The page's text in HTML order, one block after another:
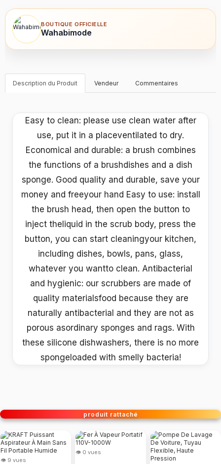
BOUTIQUE OFFICIELLE
Wahabimode
Description du Produit Vendeur Commentaires
Easy to clean: please use clean water after
use, put it in a placeventilated to dry.
Economical and durable: a brush combines
the functions of a brushdishes and a dish
sponge. Good quality and durable, save your
money and freeyour hand Easy to use: install
the brush head, then open the button to
inject theliquid in the scrub body, press the
button, you can start cleaningyour kitchen,
including dishes, bowls, pans, glass,
whatever you wantto clean. Antibacterial
and hygienic: our scrubbers are made of
quality materialsfood because they are
naturally antibacterial and they are not as
porous asordinary sponges and rags. With
these silicone dishwashers, there is no more
spongeloaded with smelly bacteria!
produit rattaché
👁 9 vues
👁 0 vues